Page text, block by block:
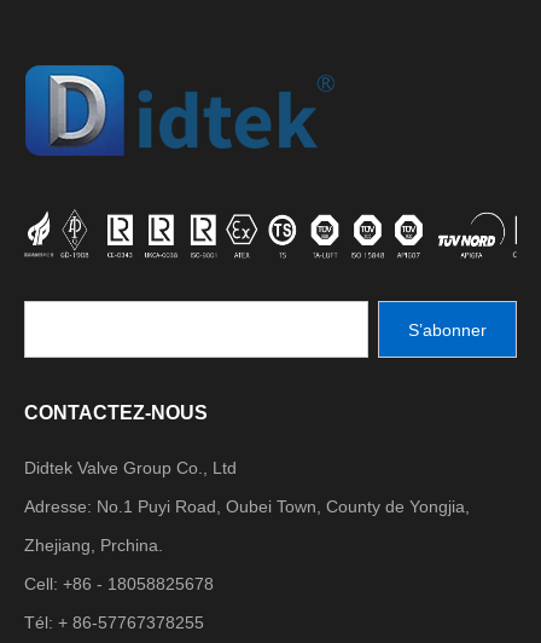
S’abonner
CONTACTEZ-NOUS
Didtek Valve Group Co., Ltd
Adresse: No.1 Puyi Road, Oubei Town, County de Yongjia,
Zhejiang, Prchina.
Cell: +86 - 18058825678
Tél: + 86-57767378255